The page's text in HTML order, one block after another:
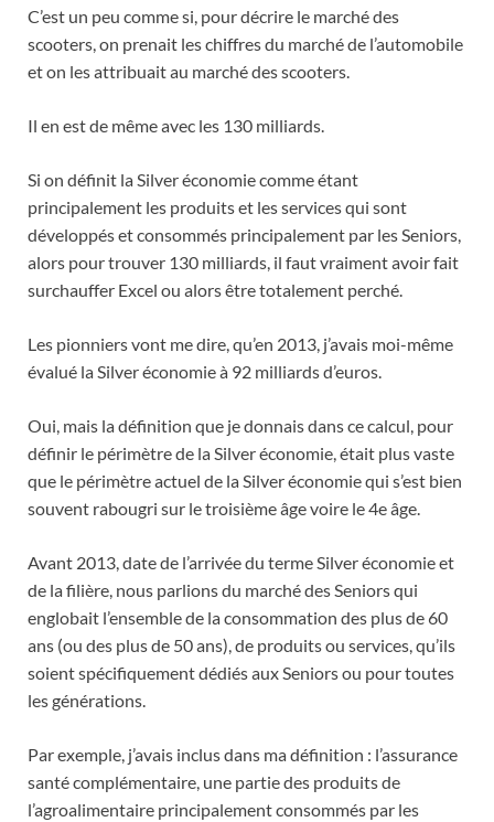
C’est un peu comme si, pour décrire le marché des
scooters, on prenait les chiffres du marché de l’automobile
et on les attribuait au marché des scooters.
Il en est de même avec les 130 milliards.
Si on définit la Silver économie comme étant
principalement les produits et les services qui sont
développés et consommés principalement par les Seniors,
alors pour trouver 130 milliards, il faut vraiment avoir fait
surchauffer Excel ou alors être totalement perché.
Les pionniers vont me dire, qu’en 2013, j’avais moi-même
évalué la Silver économie à 92 milliards d’euros.
Oui, mais la définition que je donnais dans ce calcul, pour
définir le périmètre de la Silver économie, était plus vaste
que le périmètre actuel de la Silver économie qui s’est bien
souvent rabougri sur le troisième âge voire le 4e âge.
Avant 2013, date de l’arrivée du terme Silver économie et
de la filière, nous parlions du marché des Seniors qui
englobait l’ensemble de la consommation des plus de 60
ans (ou des plus de 50 ans), de produits ou services, qu’ils
soient spécifiquement dédiés aux Seniors ou pour toutes
les générations.
Par exemple, j’avais inclus dans ma définition : l’assurance
santé complémentaire, une partie des produits de
l’agroalimentaire principalement consommés par les